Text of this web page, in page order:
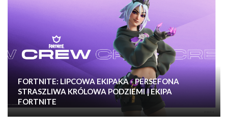
FORTNITE: LIPCOWA EKIPAKA - PERSEFONA
STRASZLIWA KRÓLOWA PODZIEMI | EKIPA
FORTNITE